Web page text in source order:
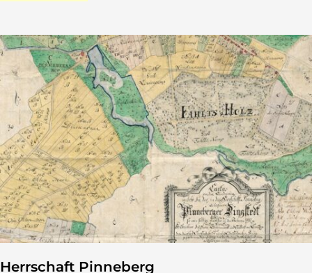
Herrschaft Pinneberg